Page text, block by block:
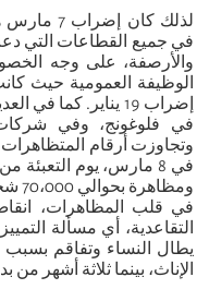
لذلك كان
في جميع القطاعات التي
والأرصفة، على وجه
الوظيفة العمومية حيث
وتجاوزت أرقام
التقاعدية، أي مسألة
يطال النساء وتفاقم
الإناث، بينما ثلاثة أشهر من